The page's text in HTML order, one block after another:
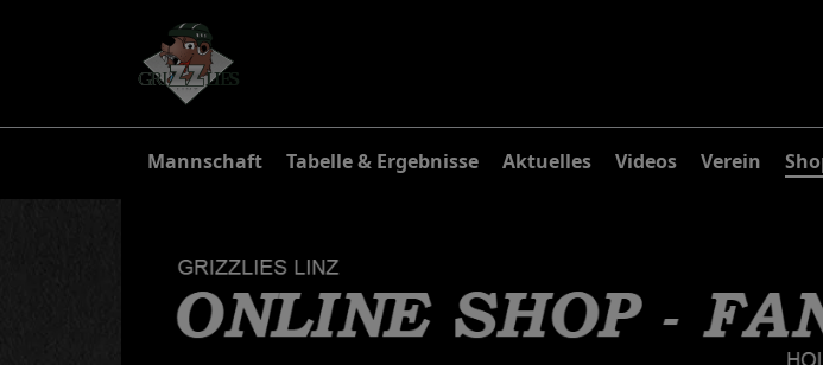
Mannschaft Tabelle & Ergebnisse Aktuelles Videos Verein